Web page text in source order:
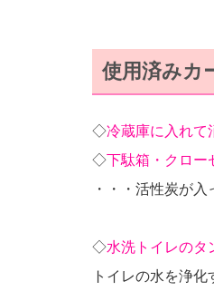
使用済みカ
◇冷蔵庫に入れて
◇下駄箱・クロー
・・・活性炭が
◇水洗トイレのタ
トイレの水を浄